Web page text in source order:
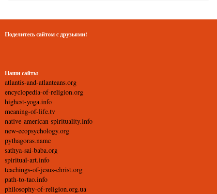
Поделитесь сайтом с друзьями!
Наши сайты
atlantis-and-atlanteans.org
encyclopedia-of-religion.org
highest-yoga.info
meaning-of-life.tv
native-american-spirituality.info
new-ecopsychology.org
pythagoras.name
sathya-sai-baba.org
spiritual-art.info
teachings-of-jesus-christ.org
path-to-tao.info
philosophy-of-religion.org.ua